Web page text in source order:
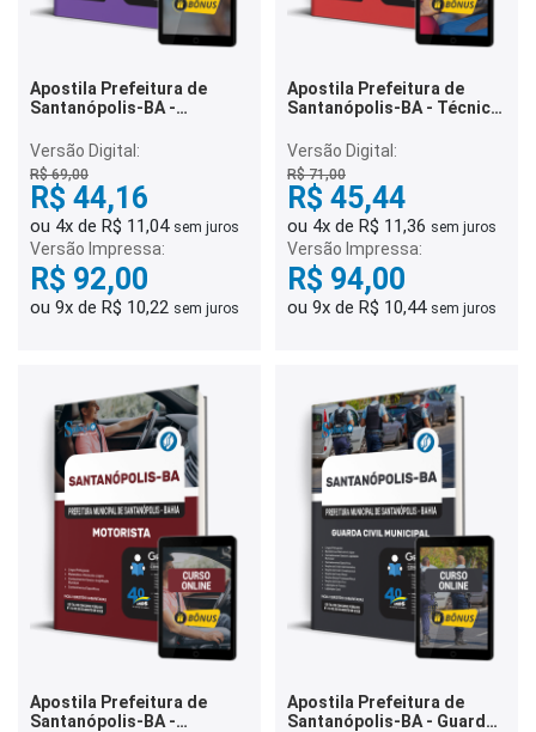
Apostila Prefeitura de
Santanópolis-BA -
Versão Digital:
R$ 69,00
R$ 44,16
ou 4x de R$ 11,04 sem juros
Versão Impressa:
R$ 92,00
ou 9x de R$ 10,22 sem juros
Apostila Prefeitura de
Santanópolis-BA - Técnico
Versão Digital:
R$ 71,00
R$ 45,44
ou 4x de R$ 11,36 sem juros
Versão Impressa:
R$ 94,00
ou 9x de R$ 10,44 sem juros
Apostila Prefeitura de
Santanópolis-BA -
Apostila Prefeitura de
Santanópolis-BA - Guarda